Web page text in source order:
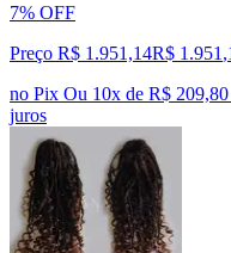
7% OFF
Preço R$ 1.951,14R$ 1.951 ,
no Pix Ou 10x de R$
juros